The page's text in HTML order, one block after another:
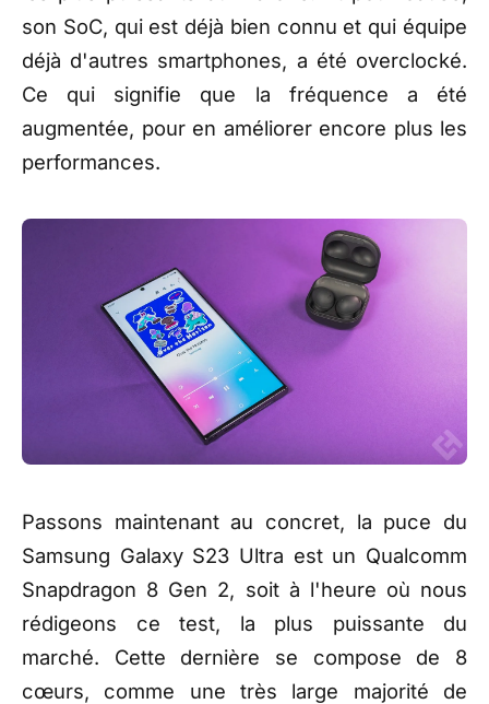
son SoC, qui est déjà bien connu et qui équipe
déjà d'autres smartphones, a été overclocké.
Ce qui signifie que la fréquence a été
augmentée, pour en améliorer encore plus les
performances.
Passons maintenant au concret, la puce du
Samsung Galaxy S23 Ultra est un Qualcomm
Snapdragon 8 Gen 2, soit à l'heure où nous
rédigeons ce test, la plus puissante du
marché. Cette dernière se compose de 8
cœurs, comme une très large majorité de